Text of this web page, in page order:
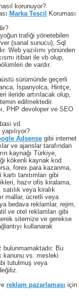
korunuyor?
Marka Tescil
Koruması
trafiği yönetebilen
(sanal sunucu), Sql
Web yazılımı yönünden
itibari ile vb olup,
de vardır.
sürümünde geçerli
İspanyolca, Hintçe,
ileride artırılacak olup,
edilmektedir.
PHP devoloper ve SEO
vd.
Adsense gibi internet
ve ajanslar tarafından
kaynağı Türkiye,
kökenli kaynak kod
forex para kazanma,
tanıtımları gibi
hazır ofis kiralama,
satılık veya kiralık
mallar, ücretli veya
bedava reklamlar, rejim,
ve otel reklamları gibi
sitemize ve gerekse
kullanarak
Bu
kanunu vs. mesleki
tutulmuş veya
reklam pazarlaması için